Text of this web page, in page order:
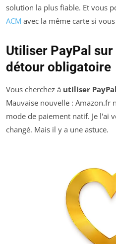
solution la plus fiable. Et vous
ACM avec la même carte si
Utiliser PayPal
détour obligatoire
Vous cherchez à utiliser
Mauvaise nouvelle : Amazon.fr
mode de paiement natif. Je l'ai
changé. Mais il y a une astuce.